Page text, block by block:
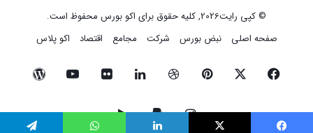
© کپی رایت2026, کلیه حقوق برای اکو بورس محفوظ است.
صفحه اصلی
نبض بورس شرکت مجامع اقتصاد اکو پلاس
فیسبوک ایکس پینتریستدریبببل لینکداین تصاویر
فلیکر
یوتیوب
اینستاگرام
پی‌پالگوگل